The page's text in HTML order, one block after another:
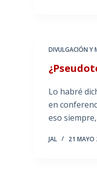
DIVULGACIÓN Y
Lo habré
en
eso
JAL 21 MAYO